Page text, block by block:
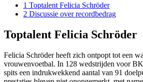
1 Toptalent Felicia Schröder
2 Discussie over recordbedrag
Toptalent Felicia Schröder
Felicia Schröder heeft zich ontpopt tot een
vrouwenvoetbal. In 128 wedstrijden voor
spits een indrukwekkend aantal van 91